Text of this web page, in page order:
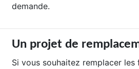
demande.
Un projet de
Si vous souhaitez remplacer